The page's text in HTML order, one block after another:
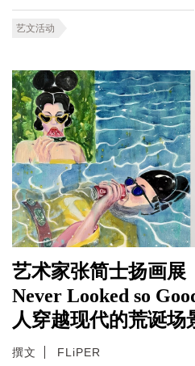
艺文活动
艺术家张简士扬画展
Never Looked so
人穿越现代的荒诞场
撰文 FLiPER